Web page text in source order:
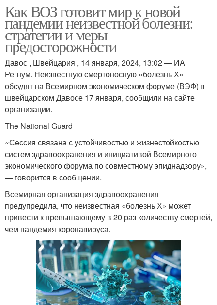
Как ВОЗ готовит мир к новой
пандемии неизвестной болезни:
стратегии и меры
предосторожности
Давос , Швейцария , 14 января, 2024, 13:02 — ИА
Регнум. Неизвестную смертоносную «болезнь Х»
обсудят на Всемирном экономическом форуме (ВЭФ) в
швейцарском Давосе 17 января, сообщили на сайте
организации.
The National Guard
«Сессия связана с устойчивостью и жизнестойкостью
систем здравоохранения и инициативой Всемирного
экономического форума по совместному эпиднадзору»,
— говорится в сообщении.
Всемирная организация здравоохранения
предупредила, что неизвестная «болезнь Х» может
привести к превышающему в 20 раз количеству смертей,
чем пандемия коронавируса.